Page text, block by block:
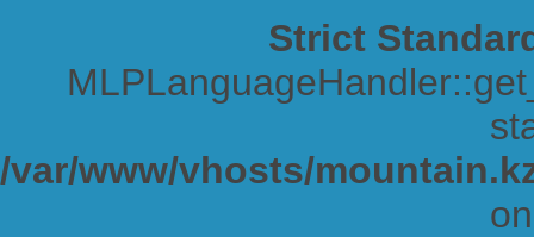
Strict
/var/www/vhosts/